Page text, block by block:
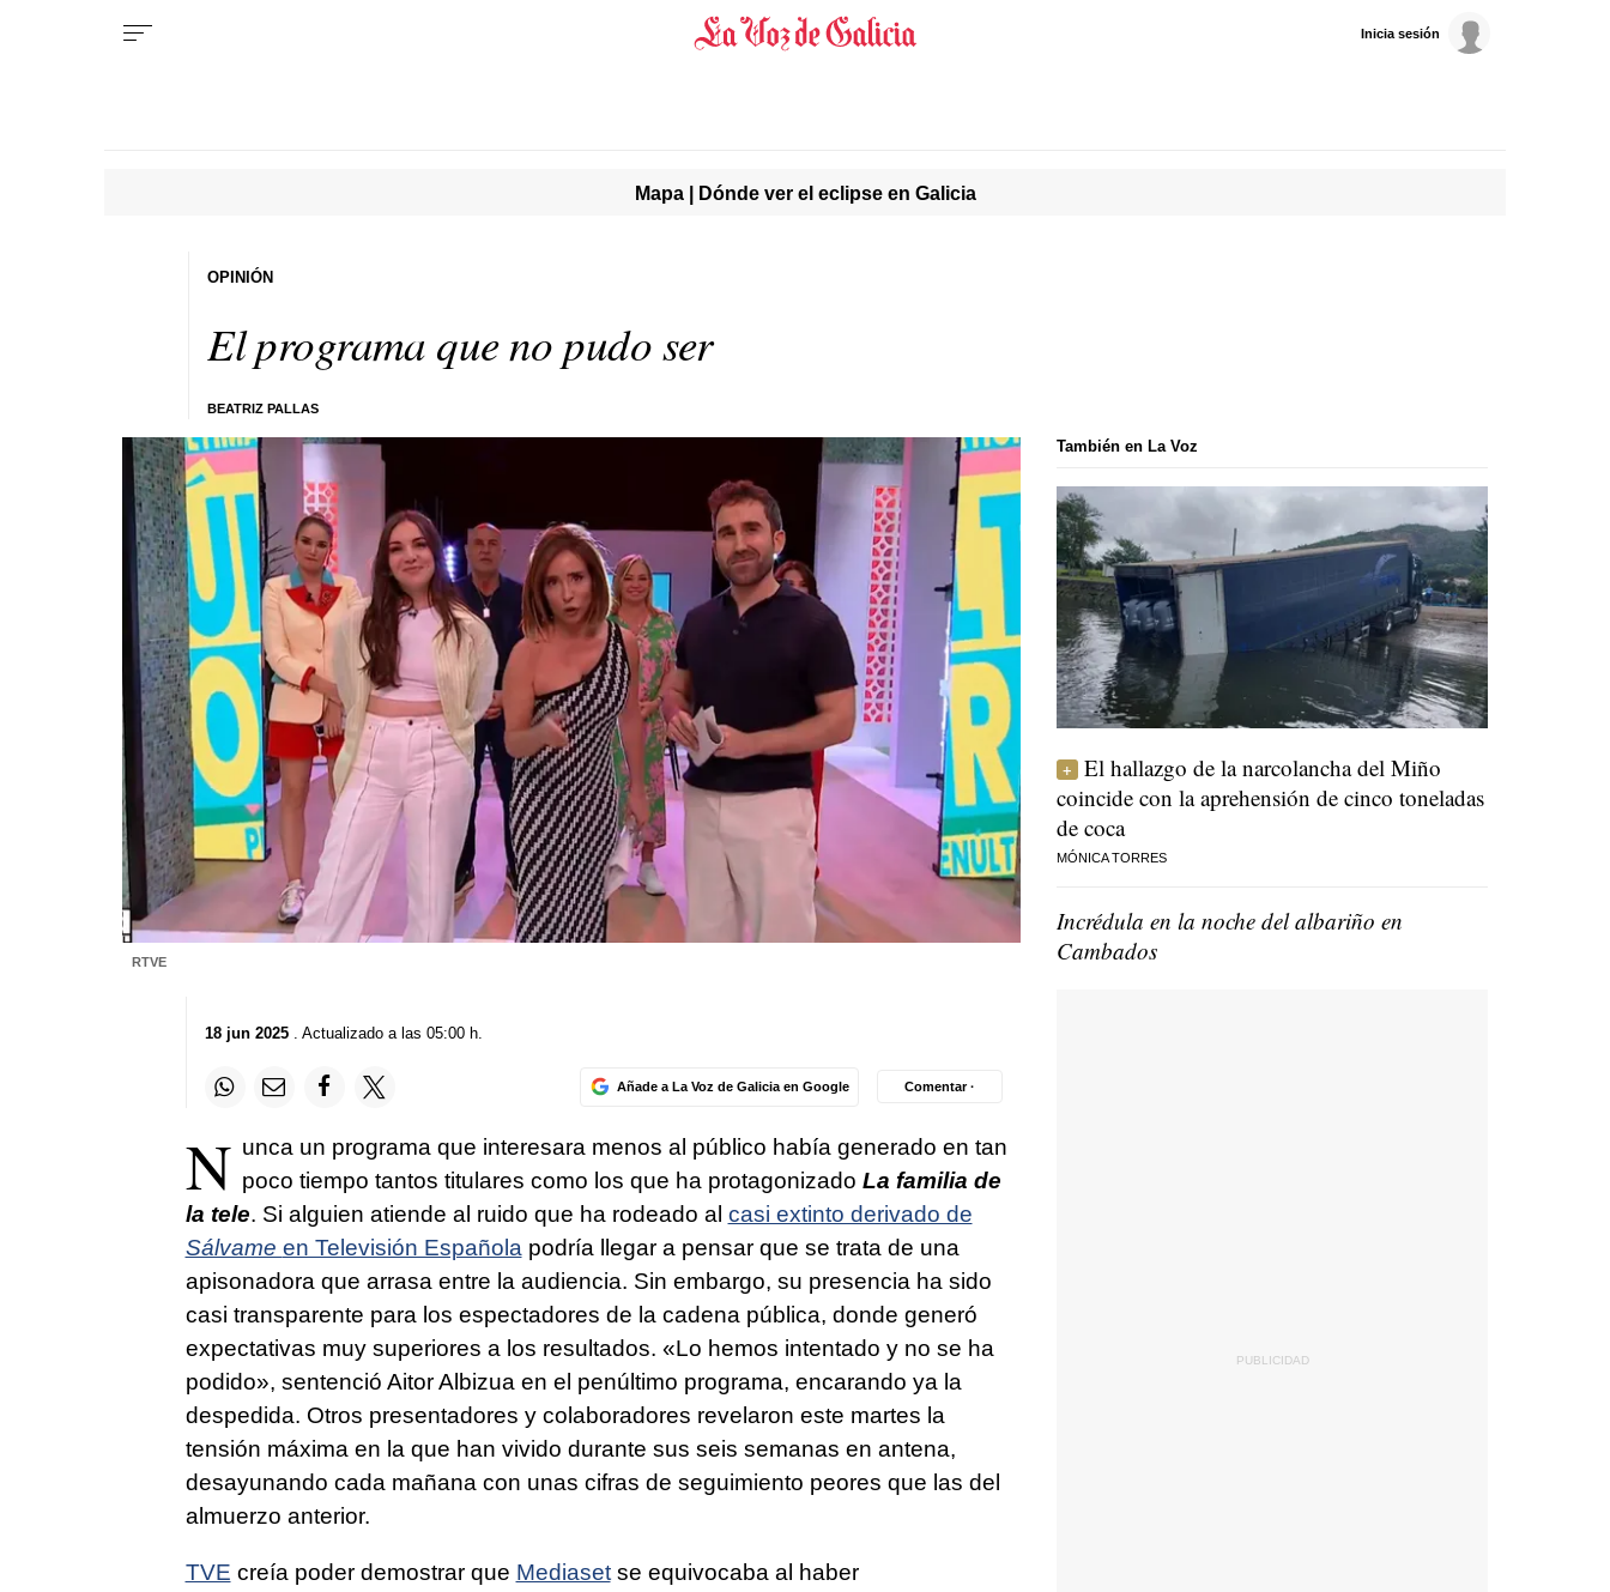
Inicia sesión
Mapa | Dónde ver el eclipse en Galicia
El programa que no pudo ser
BEATRIZ PALLAS
OPINIÓN
RTVE
18 jun 2025. Actualizado a las 05:00 h.
Añade a La Voz de Galicia en Google Comentar ·
N unca un programa que interesara menos al público había generado en tan
poco tiempo tantos titulares como los que ha protagonizado La familia de
la tele. Si alguien atiende al ruido que ha rodeado al casi extinto derivado de
Sálvame en Televisión Española podría llegar a pensar que se trata de una
apisonadora que arrasa entre la audiencia. Sin embargo, su presencia ha sido
casi transparente para los espectadores de la cadena pública, donde generó
expectativas muy superiores a los resultados. «Lo hemos intentado y no se ha
podido», sentenció Aitor Albizua en el penúltimo programa, encarando ya la
despedida. Otros presentadores y colaboradores revelaron este martes la
tensión máxima en la que han vivido durante sus seis semanas en antena,
desayunando cada mañana con unas cifras de seguimiento peores que las del
almuerzo anterior.
TVE creía poder demostrar que Mediasetse equivocaba al haber
También en La Voz
El hallazgo de la narcolancha del Miño
coincide con la aprehensión de cinco toneladas
de coca
MÓNICA TORRES
Incrédula en la noche del albariño en
Cambados